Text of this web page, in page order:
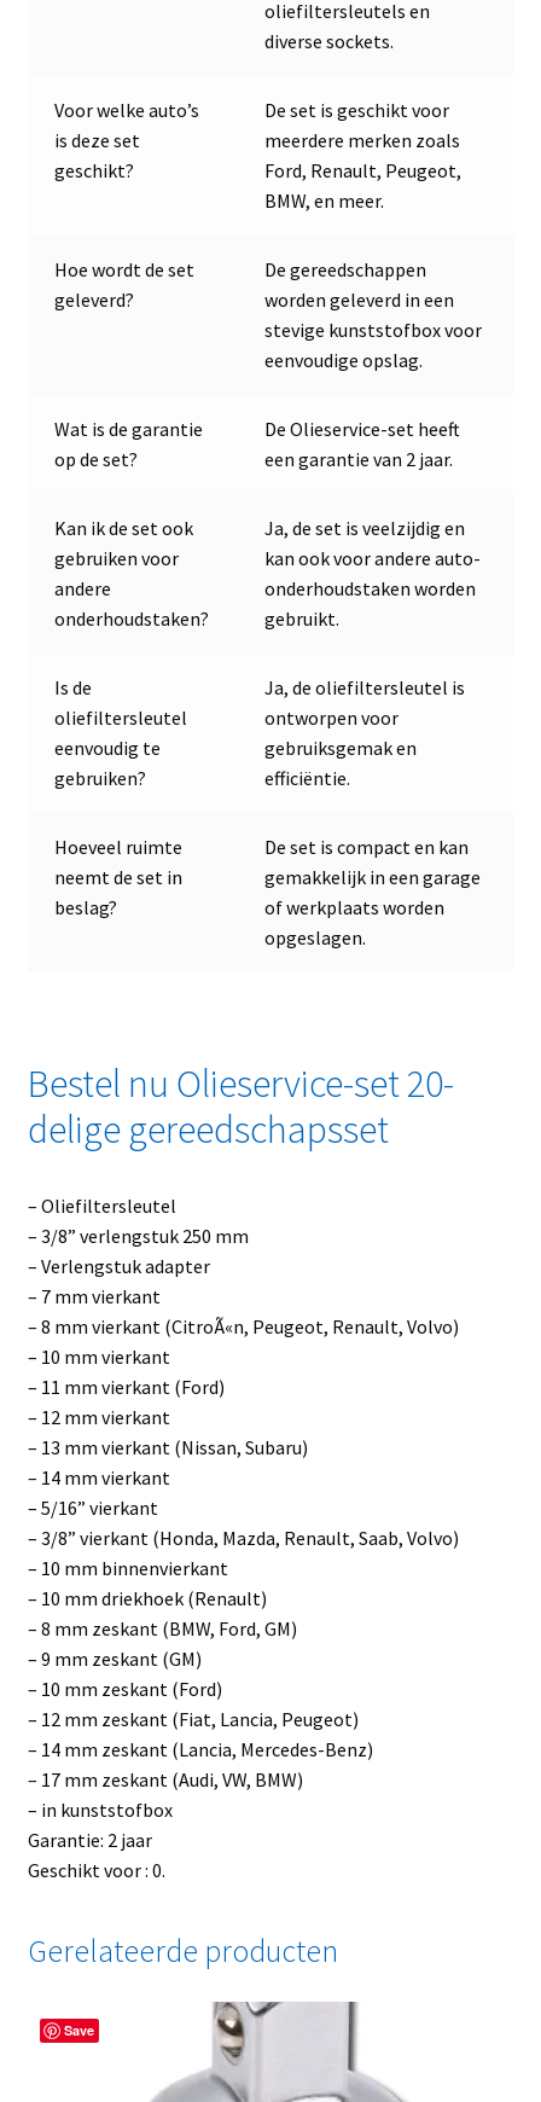
oliefiltersleutels en
diverse sockets.
Voor welke auto’s
is deze set
geschikt?
De set is geschikt voor
meerdere merken zoals
Ford, Renault, Peugeot,
BMW, en meer.
Hoe wordt de set
geleverd?
De gereedschappen
worden geleverd in een
stevige kunststofbox voor
eenvoudige opslag.
Wat is de garantie
op de set?
De Olieservice-set heeft
een garantie van 2 jaar.
Kan ik de set ook
gebruiken voor
andere
onderhoudstaken?
Ja, de set is veelzijdig en
kan ook voor andere auto-
onderhoudstaken worden
gebruikt.
Is de
oliefiltersleutel
eenvoudig te
gebruiken?
Ja, de oliefiltersleutel is
ontworpen voor
gebruiksgemak en
efficiëntie.
Hoeveel ruimte
neemt de set in
beslag?
De set is compact en kan
gemakkelijk in een garage
of werkplaats worden
opgeslagen.
Bestel nu Olieservice-set 20-
delige gereedschapsset
– Oliefiltersleutel
– 3/8” verlengstuk 250 mm
– Verlengstuk adapter
– 7 mm vierkant
– 8 mm vierkant (CitroÃ«n, Peugeot, Renault, Volvo)
– 10 mm vierkant
– 11 mm vierkant (Ford)
– 12 mm vierkant
– 13 mm vierkant (Nissan, Subaru)
– 14 mm vierkant
– 5/16” vierkant
– 3/8” vierkant (Honda, Mazda, Renault, Saab, Volvo)
– 10 mm binnenvierkant
– 10 mm driekhoek (Renault)
– 8 mm zeskant (BMW, Ford, GM)
– 9 mm zeskant (GM)
– 10 mm zeskant (Ford)
– 12 mm zeskant (Fiat, Lancia, Peugeot)
– 14 mm zeskant (Lancia, Mercedes-Benz)
– 17 mm zeskant (Audi, VW, BMW)
– in kunststofbox
Garantie: 2 jaar
Geschikt voor : 0.
Gerelateerde producten
Save